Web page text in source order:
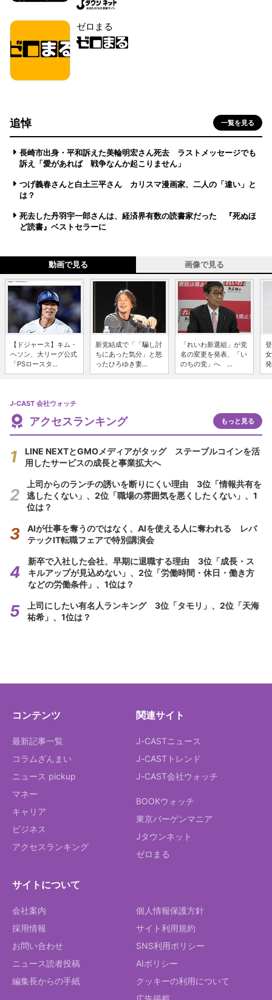
ゼロまる
追悼 一覧を見る
長崎市出身・平和訴えた美輪明宏さん死去 ラストメッセージでも
訴え「愛があれば 戦争なんか起こりません」
つげ義春さんと白土三平さん カリスマ漫画家、二人の「違い」と
は？
死去した丹羽宇一郎さんは、経済界有数の読書家だった 『死ぬほ
ど読書』ベストセラーに
動画で見る 画像で見る
【ドジャース】キム・
ヘソン、大リーグ公式
「PSロースタ...
新党結成で「「騙し討
ちにあった気分」と怒
ったひろゆき妻...
「れいわ新選組」が党
名の変更を発表、「い
のちの党」へ ...
J-CAST 会社ウォッチ
アクセスランキング もっと見る
LINE NEXTとGMOメディアがタッグ ステーブルコインを活
用したサービスの成長と事業拡大へ
上司からのランチの誘いを断りにくい理由 3位「情報共有を
逃したくない」、2位「職場の雰囲気を悪くしたくない」、1
位は？
AIが仕事を奪うのではなく、AIを使える人に奪われる レバ
テックIT転職フェアで特別講演会
新卒で入社した会社、早期に退職する理由 3位「成長・ス
キルアップが見込めない」、2位「労働時間・休日・働き方
などの労働条件」、1位は？
上司にしたい有名人ランキング 3位「タモリ」、2位「天海
祐希」、1位は？
コンテンツ
最新記事一覧
コラムざんまい
ニュース pickup
マネー
キャリア
ビジネス
アクセスランキング
関連サイト
J-CASTニュース
J-CASTトレンド
J-CAST会社ウォッチ
BOOKウォッチ
東京バーゲンマニア
Jタウンネット
ゼロまる
サイトについて
会社案内
採用情報
お問い合わせ
ニュース読者投稿
編集長からの手紙
個人情報保護方針
サイト利用規約
SNS利用ポリシー
AIポリシー
クッキーの利用について